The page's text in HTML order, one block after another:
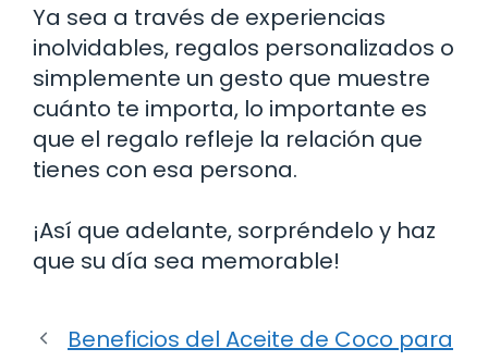
Ya sea a través de experiencias
inolvidables, regalos personalizados o
simplemente un gesto que muestre
cuánto te importa, lo importante es
que el regalo refleje la relación que
tienes con esa persona.
¡Así que adelante, sorpréndelo y haz
que su día sea memorable!
Beneficios del Aceite de Coco para